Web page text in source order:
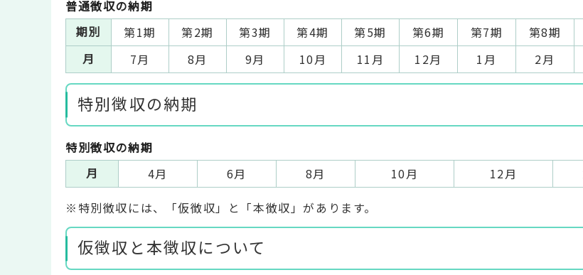
普通徴収の納期
期別
第1期 第2期 第3期 第4期 第5期 第6期 第7期 第8期
月
7月 8月 9月 10月 11月 12月 1月 2月
特別徴収の納期
特別徴収の納期
月
4月 6月 8月 10月 12月
※特別徴収には、「仮徴収」と「本徴収」があります。
仮徴収と本徴収について